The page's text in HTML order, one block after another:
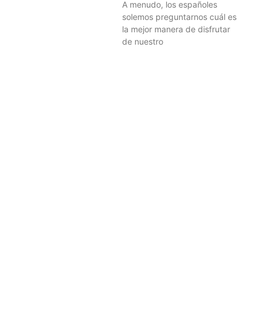
A menudo, los españoles
solemos preguntarnos cuál es
la mejor manera de disfrutar
de nuestro